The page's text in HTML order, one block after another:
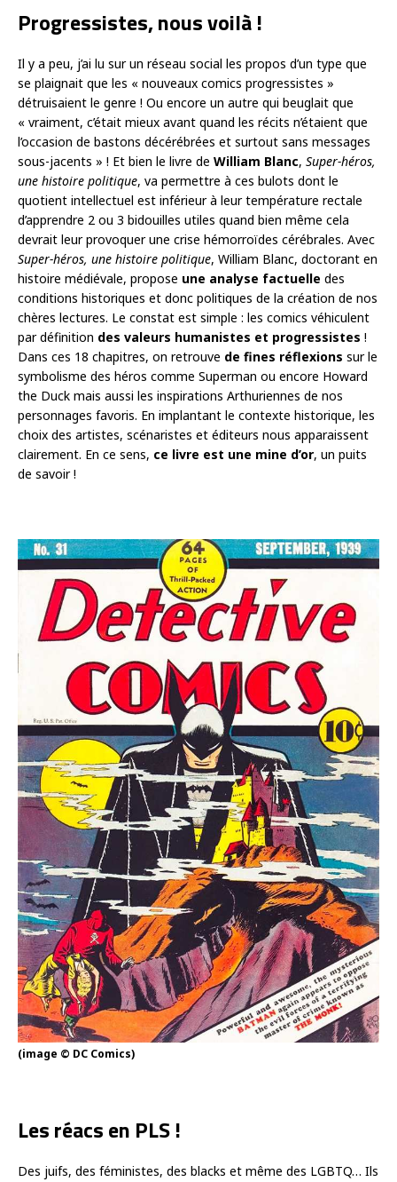
Progressistes, nous voilà !
Il y a peu, j’ai lu sur un réseau social les propos d’un type que
se plaignait que les « nouveaux comics progressistes »
détruisaient le genre ! Ou encore un autre qui beuglait que
« vraiment, c’était mieux avant quand les récits n’étaient que
l’occasion de bastons décérébrées et surtout sans messages
sous-jacents » ! Et bien le livre de William Blanc, Super-héros,
une histoire politique, va permettre à ces bulots dont le
quotient intellectuel est inférieur à leur température rectale
d’apprendre 2 ou 3 bidouilles utiles quand bien même cela
devrait leur provoquer une crise hémorroïdes cérébrales. Avec
Super-héros, une histoire politique, William Blanc, doctorant en
histoire médiévale, propose une analyse factuelle des
conditions historiques et donc politiques de la création de nos
chères lectures. Le constat est simple : les comics véhiculent
par définition des valeurs humanistes et progressistes !
Dans ces 18 chapitres, on retrouve de fines réflexions sur le
symbolisme des héros comme Superman ou encore Howard
the Duck mais aussi les inspirations Arthuriennes de nos
personnages favoris. En implantant le contexte historique, les
choix des artistes, scénaristes et éditeurs nous apparaissent
clairement. En ce sens, ce livre est une mine d’or, un puits
de savoir !
(image © DC Comics)
Les réacs en PLS !
Des juifs, des féministes, des blacks et même des LGBTQ… Ils